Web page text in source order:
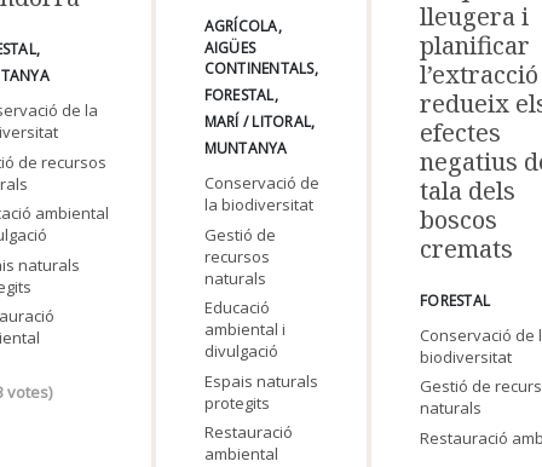
de la
de recursos
ambiental
naturals
votes)
AGRÍCOLA
AIGÜES
CONTINENTALS
FORESTAL
MARÍ / LITORAL
MUNTANYA
Conservació de
la biodiversitat
Gestió de
recursos
naturals
Educació
ambiental i
divulgació
Espais naturals
protegits
Restauració
ambiental
lleugera i
planificar
l’extracció
redueix
efectes
negatius
tala dels
boscos
cremats
FORESTAL
Conservació de
biodiversitat
Gestió de
naturals
Restauració